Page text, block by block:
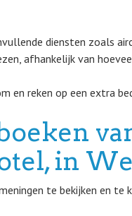
diensten zoals
afhankelijk van
en reken op een extra
in
te bekijken en te